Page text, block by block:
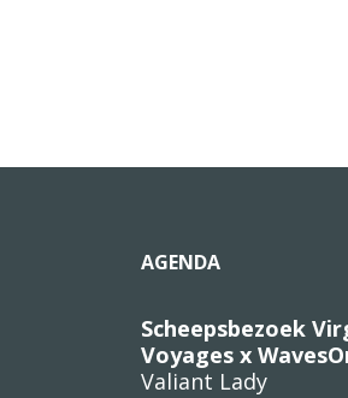
AGENDA
Scheepsbezoek
Voyages x
Valiant Lady